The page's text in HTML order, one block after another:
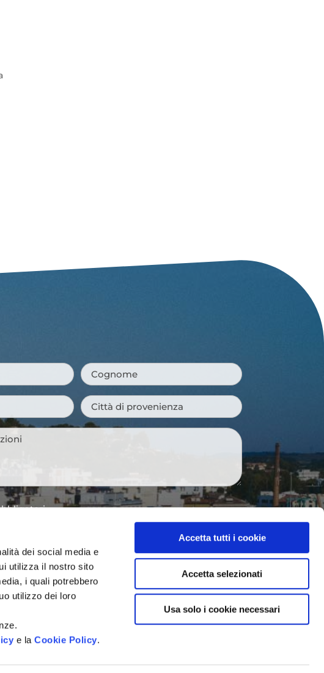
dei social media e
utilizza il nostro sito
i quali potrebbero
utilizzo dei loro
e laCookie Policy.
Accetta tutti i cookie
Accetta selezionati
Usa solo i cookie necessari
Cognome *
Città
di
alla newsletter e ricevere le novità della
eventi imperdibili e suggerimenti per
ogni stagione.
dei dati personali così come
dellePrivacy Policy